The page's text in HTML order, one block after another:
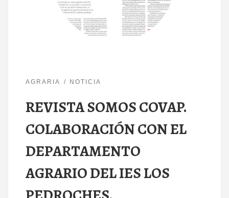
AGRARIA NOTICIA
REVISTA SOMOS COVAP.
COLABORACIÓN CON EL
DEPARTAMENTO
AGRARIO DEL IES LOS